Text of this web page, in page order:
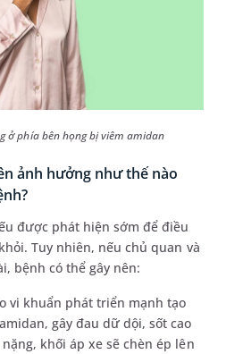
ở phía bên họng bị viêm amidan
ảnh hưởng như thế nào
được phát hiện sớm để điều
Tuy nhiên, nếu chủ quan và
bệnh có thể gây nên:
vi khuẩn phát triển mạnh tạo
gây đau dữ dội, sốt cao
khối áp xe sẽ chèn ép lên